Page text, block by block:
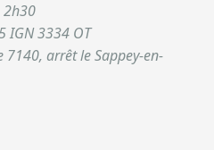
IGN 3334 OT
7140, arrêt le Sappey-en-